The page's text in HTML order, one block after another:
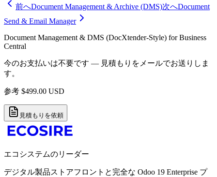
前へDocument Management & Archive (DMS)次へDocument
Send & Email Manager
Document Management & DMS (DocXtender-Style) for Business
Central
今のお支払いは不要です — 見積もりをメールでお送りしま
す。
参考 $499.00 USD
見積もりを依頼
エコシステムのリーダー
デジタル製品ストアフロントと完全な Odoo 19 Enterprise プ